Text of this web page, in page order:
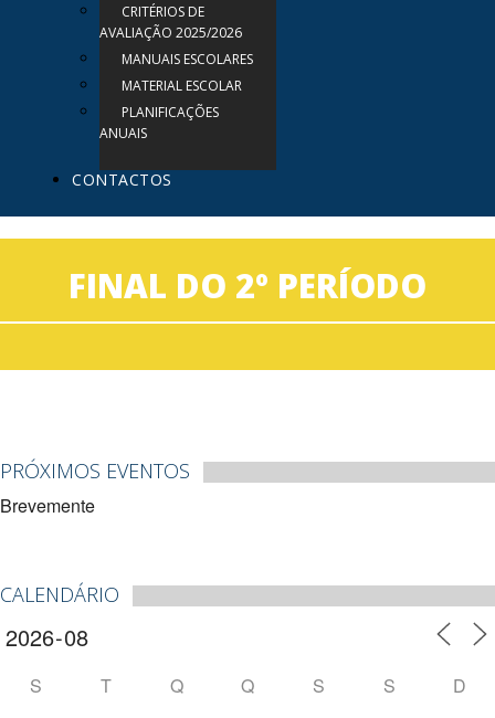
CRITÉRIOS DE
AVALIAÇÃO 2025/2026
MANUAIS ESCOLARES
MATERIAL ESCOLAR
PLANIFICAÇÕES
ANUAIS
CONTACTOS
FINAL DO 2º PERÍODO
PRÓXIMOS EVENTOS
Brevemente
CALENDÁRIO
S T Q Q S S D